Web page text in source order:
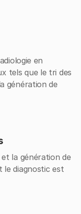
en
tels que le tri des
génération de
la génération de
le diagnostic est